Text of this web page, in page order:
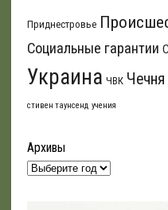
Приднестровье
Социальные гарантии
Украина ЧВК Чечня
стивен таунсенд учения
Архивы